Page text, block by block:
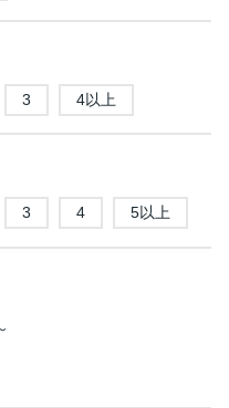
3 4以上
3 4 5以上